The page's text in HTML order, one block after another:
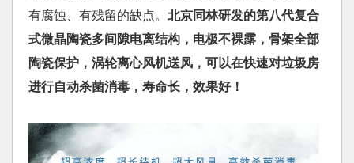
有腐蚀、有残留的缺点。 北京同林研发的第八代复合
式微晶陶瓷多间隙电离结构，电极不裸露，骨架全部
陶瓷保护，涡轮离心风机送风，可以在快速对垃圾房
进行自动杀菌消毒，寿命长，效果好！